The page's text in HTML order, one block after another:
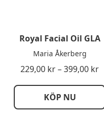
Royal Facial Oil GLA
Maria Åkerberg
229,00 kr–399,00 kr
KÖP NU